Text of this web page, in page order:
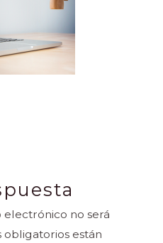
no será
obligatorios están